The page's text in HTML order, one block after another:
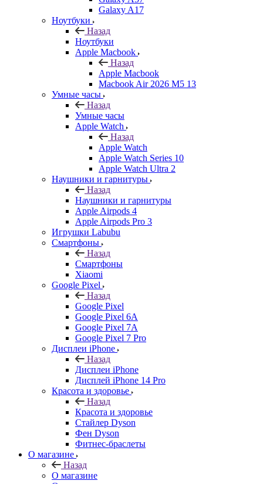
Galaxy A17
Ноутбуки
Назад
Ноутбуки
Apple Macbook
Назад
Apple Macbook
Macbook Air 2026 M5 13
Умные часы
Назад
Умные часы
Apple Watch
Назад
Apple Watch
Apple Watch Series 10
Apple Watch Ultra 2
Наушники и гарнитуры
Назад
Наушники и гарнитуры
Apple Airpods 4
Apple Airpods Pro 3
Игрушки Labubu
Смартфоны
Назад
Смартфоны
Xiaomi
Google Pixel
Назад
Google Pixel
Google Pixel 6A
Google Pixel 7А
Google Pixel 7 Pro
Дисплеи iPhone
Назад
Дисплеи iPhone
Дисплей iPhone 14 Pro
Красота и здоровье
Назад
Красота и здоровье
Стайлер Dyson
Фен Dyson
Фитнес-браслеты
О магазине
Назад
О магазине